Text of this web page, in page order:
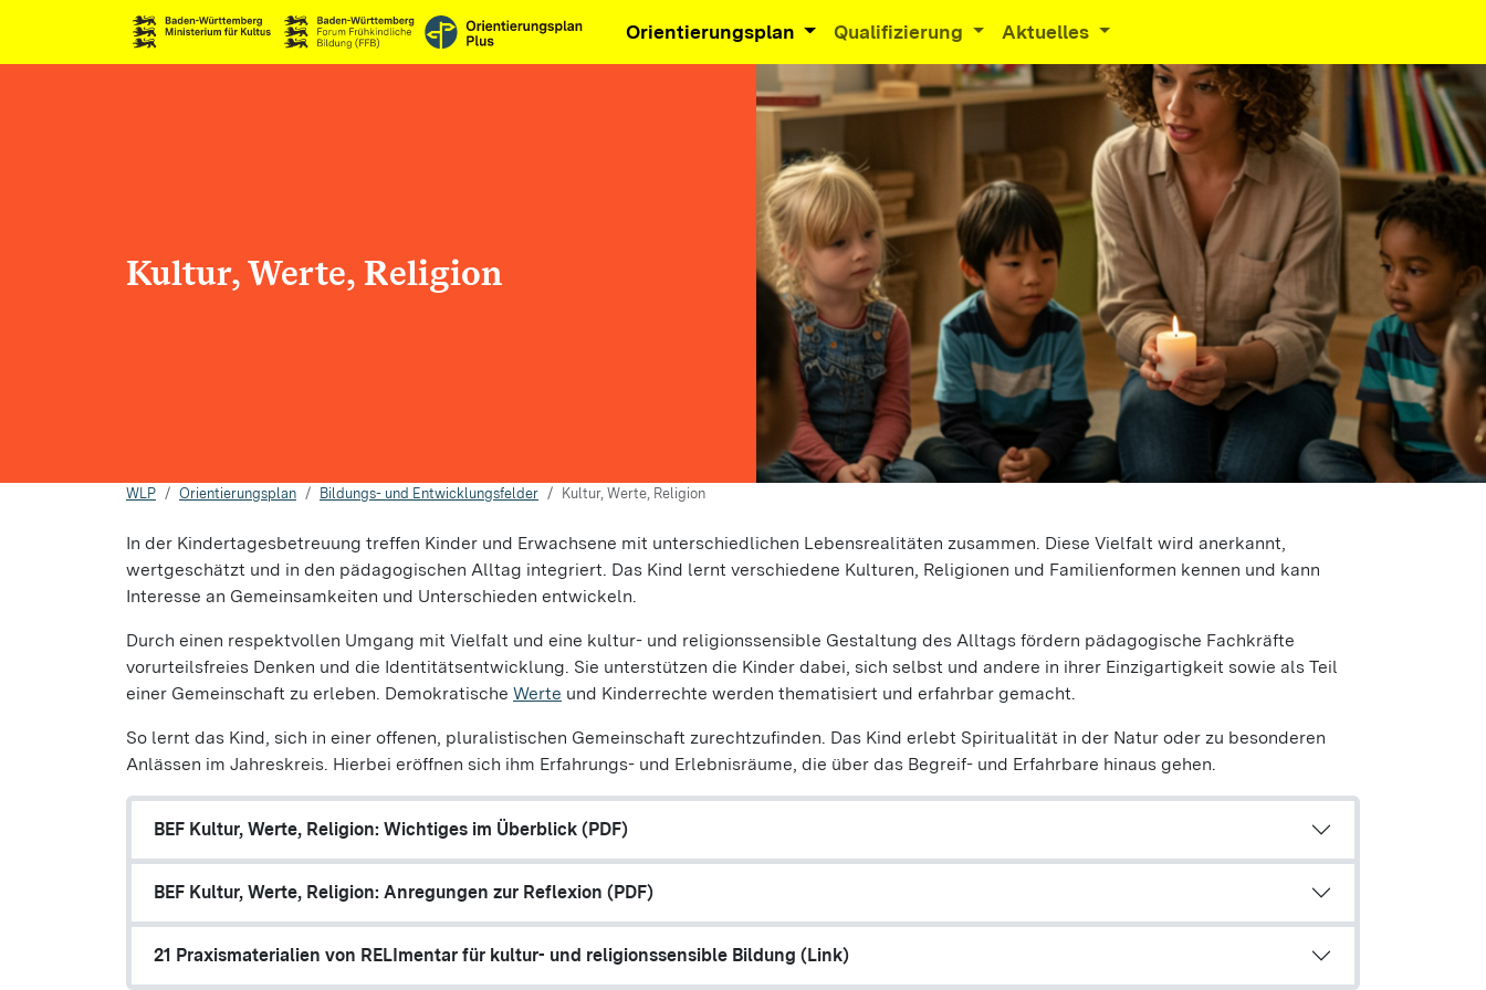
Orientierungsplan Qualifizierung Aktuelles
Kultur, Werte, Religion
WLP Orientierungsplan Bildungs- und Entwicklungsfelder Kultur, Werte, Religion
In der Kindertagesbetreuung treffen Kinder und Erwachsene mit unterschiedlichen Lebensrealitäten zusammen. Diese Vielfalt wird anerkannt,
wertgeschätzt und in den pädagogischen Alltag integriert. Das Kind lernt verschiedene Kulturen, Religionen und Familienformen kennen und kann
Interesse an Gemeinsamkeiten und Unterschieden entwickeln.
Durch einen respektvollen Umgang mit Vielfalt und eine kultur- und religionssensible Gestaltung des Alltags fördern pädagogische Fachkräfte
vorurteilsfreies Denken und die Identitätsentwicklung. Sie unterstützen die Kinder dabei, sich selbst und andere in ihrer Einzigartigkeit sowie als Teil
einer Gemeinschaft zu erleben. Demokratische Werte und Kinderrechte werden thematisiert und erfahrbar gemacht.
So lernt das Kind, sich in einer offenen, pluralistischen Gemeinschaft zurechtzufinden. Das Kind erlebt Spiritualität in der Natur oder zu besonderen
Anlässen im Jahreskreis. Hierbei eröffnen sich ihm Erfahrungs- und Erlebnisräume, die über das Begreif- und Erfahrbare hinaus gehen.
BEF Kultur, Werte, Religion: Wichtiges im Überblick (PDF)
BEF Kultur, Werte, Religion: Anregungen zur Reflexion (PDF)
21 Praxismaterialien von RELImentar für kultur- und religionssensible Bildung (Link)